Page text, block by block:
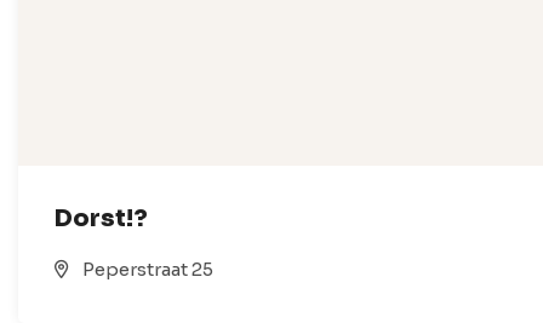
Dorst!?
Peperstraat 25